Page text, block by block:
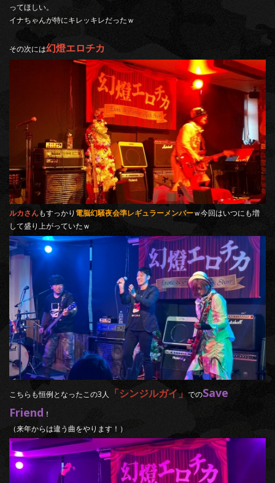
ってほしい。
イナちゃんが特にキレッキレだったｗ
その次には幻燈エロチカ
ルカさんもすっかり 電脳幻騒夜会準レギュラーメンバーｗ今回はいつにも増
して盛り上がっていたｗ
こちらも恒例となったこの3人 「シンジルガイ」 でのSave
Friend ！
（来年からは違う曲をやります！）